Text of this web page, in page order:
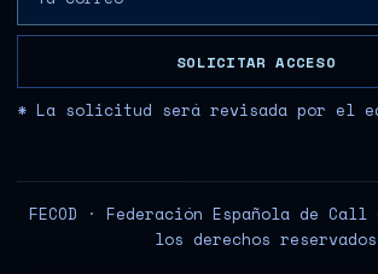
SOLICITAR ACCESO
* La solicitud será revisada por el
FECOD · Federación Española de
los derechos